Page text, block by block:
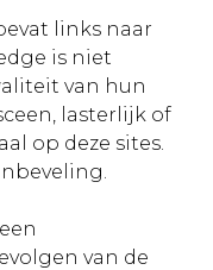
links naar
is niet
van hun
lasterlijk of
op deze sites.
van de